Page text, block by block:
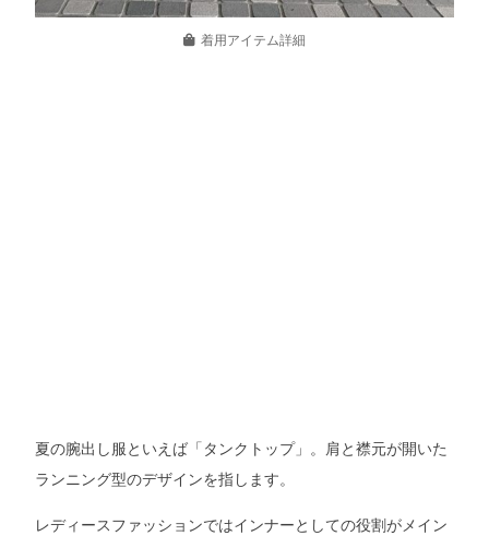
着用アイテム詳細
夏の腕出し服といえば「タンクトップ」。肩と襟元が開いた
ランニング型のデザインを指します。
レディースファッションではインナーとしての役割がメイン